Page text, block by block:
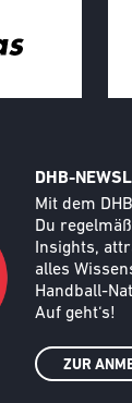
DHB-
Text
Mit dem
Du
Insights,
alles
Handball-
Auf geht‘s!
ZUR